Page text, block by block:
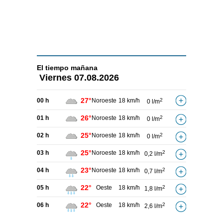
El tiempo mañana
Viernes 07.08.2026
00 h 27° Noroeste 18 km/h 0 l/m2
01 h 26° Noroeste 18 km/h 0 l/m2
02 h 25° Noroeste 18 km/h 0 l/m2
03 h 25° Noroeste 18 km/h 0,2 l/m2
04 h 23° Noroeste 18 km/h 0,7 l/m2
05 h 22° Oeste 18 km/h 1,8 l/m2
06 h 22° Oeste 18 km/h 2,6 l/m2